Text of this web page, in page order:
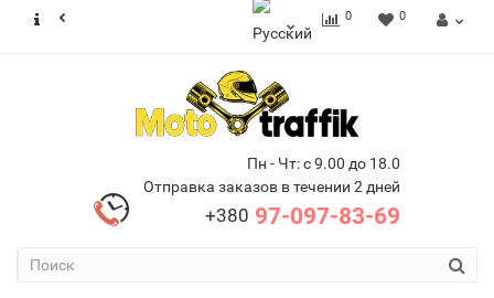
0 0
Пн - Чт: с 9.00 до 18.0
Отправка заказов в течении 2 дней
+380 97-097-83-69